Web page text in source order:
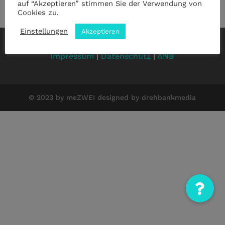
Impressum|Datenschutz|ANB
© 2023 by meZWEI designed by drehbankmedia
auf “Akzeptieren” stimmen Sie der Verwendung von
Cookies zu.
Einstellungen Akzeptieren